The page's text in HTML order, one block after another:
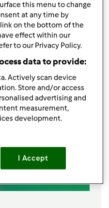
this menu to change
at any time by
on the bottom of the
effect within our
to our Privacy Policy.
data to provide:
Actively scan device
Store and/or access
advertising and
measurement,
development.
I Accept